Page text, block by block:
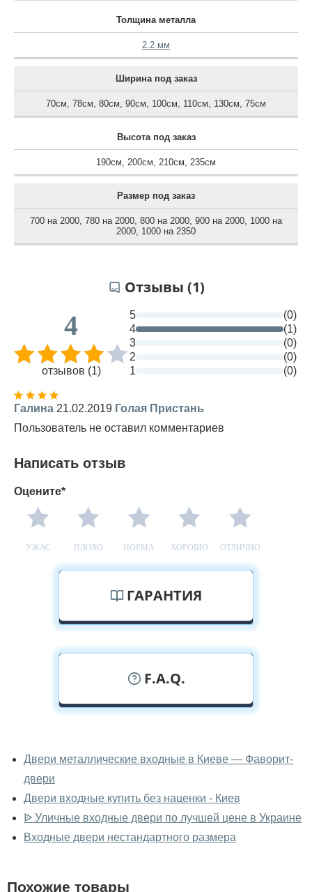
Толщина металла
2.2 мм
Ширина под заказ
70см, 78см, 80см, 90см, 100см, 110см, 130см, 75см
Высота под заказ
190см, 200см, 210см, 235см
Размер под заказ
700 на 2000, 780 на 2000, 800 на 2000, 900 на 2000, 1000 на
2000, 1000 на 2350
Отзывы (1)
4
отзывов (1)
5
(0)
4
(1)
3
(0)
2
(0)
1
(0)
Галина 21.02.2019 Голая Пристань
Пользователь не оставил комментариев
Написать отзыв
Оцените*
УЖАС ПЛОХО НОРМА ХОРОШО ОТЛИЧНО
ГАРАНТИЯ
F.A.Q.
входные вживую?
Да, можно посмотреть двери входные в нашем
фирменном салоне-магазине.
У вас большой магазин?
Двери металлические входные в Киеве — Фаворит-
двери
Двери входные купить без наценки - Киев
ᐉ Уличные входные двери по лучшей цене в Украине
Входные двери нестандартного размера
Похожие товары